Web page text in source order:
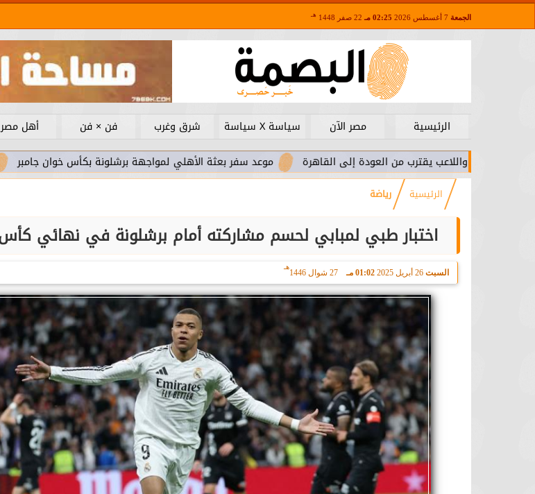
الجمعة 02:25 مـ 22 صفر 1448 هـ
الرئيسية مصر الآن سياسة X سياسة شرق وغرب فن × فن أهل مصر
موعد سفر بعثة الأهلي لمواجهة برشلونة بكأس خوان جامبر واللاعب يقترب من العودة إلى القاهرة
الرئيسية رياضة
اختبار طبي لمبابي لحسم مشاركته أمام برشلونة في نهائي كأس
السبت 26 أبريل 2025 01:02 مـ 27 شوال 1446
هـ